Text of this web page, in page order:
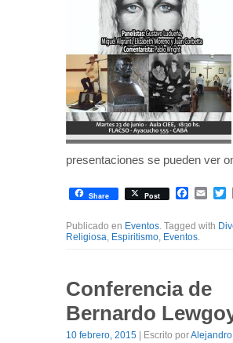
presentaciones se pueden ver
Share Post
Publicado en Eventos. Tagged with
Religiosa, Espiritismo, Eventos.
Conferencia de
Bernardo
10 febrero, 2015 | Escrito por